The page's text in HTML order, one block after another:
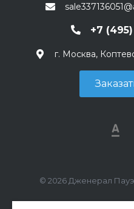
+7
г. Москва,
© 2026 Дженерал